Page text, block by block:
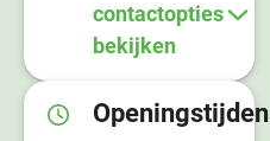
contactopties
bekijken
Openingstijden